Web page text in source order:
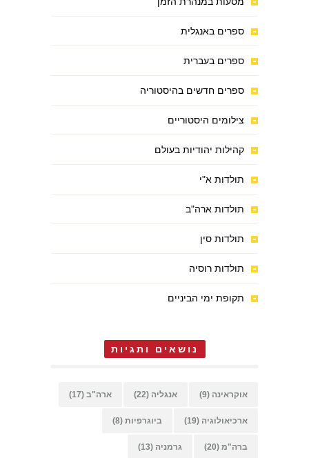
ספרים באנגלית
ספרים בעברית
ספרים חדשים בהיסטוריה
צילומים היסטוריים
קהילות יהודיות בעולם
תולדות א"י
תולדות ארה"ב
תולדות סין
תולדות רוסיה
תקופת ימי הביניים
נושאים ותגיות
אוקראינה (9) אנגליה (22) ארה"ב (17)
ארכיאולוגיה (19) ביוגרפיות (8)
ברה"מ (20) גרמניה (13)